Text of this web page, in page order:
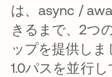
は、async /
きるまで、2つ
ップを提供し
1.0パスを並行